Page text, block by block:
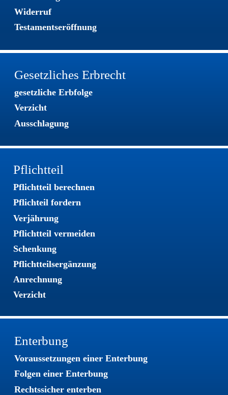
Widerruf
Testamentseröffnung
Gesetzliches Erbrecht
gesetzliche Erbfolge
Verzicht
Ausschlagung
Enterbung
Voraussetzungen einer Enterbung
Folgen einer Enterbung
Rechtssicher enterben
Pflichtteil
Pflichtteil berechnen
Pflichteil fordern
Verjährung
Pflichtteil vermeiden
Schenkung
Pflichtteilsergänzung
Anrechnung
Verzicht